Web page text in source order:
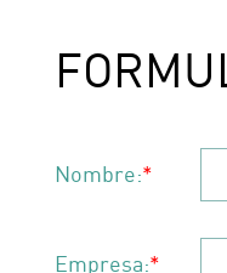
Nombre:*
Empresa:*